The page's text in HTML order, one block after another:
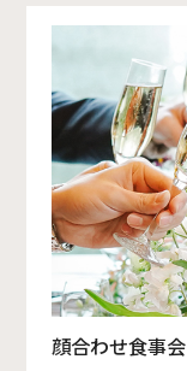
顔合わせ食事会